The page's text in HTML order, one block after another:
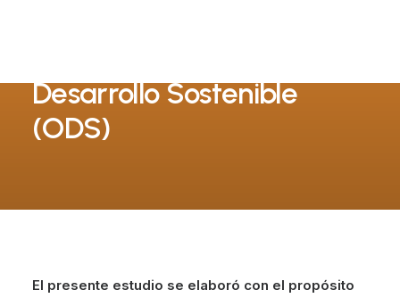
Desarrollo Sostenible
(ODS)
El presente estudio se elaboró con el propósito